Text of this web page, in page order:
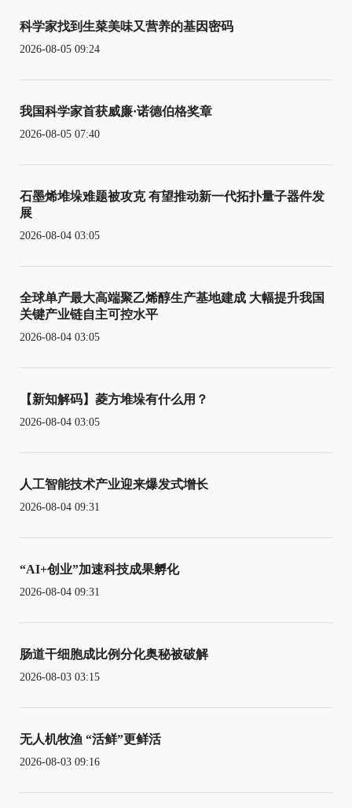
科学家找到生菜美味又营养的基因密码
2026-08-05 09:24
我国科学家首获威廉·诺德伯格奖章
2026-08-05 07:40
石墨烯堆垛难题被攻克 有望推动新一代拓扑量子器件发
展
2026-08-04 03:05
全球单产最大高端聚乙烯醇生产基地建成 大幅提升我国
关键产业链自主可控水平
2026-08-04 03:05
【新知解码】菱方堆垛有什么用？
2026-08-04 03:05
人工智能技术产业迎来爆发式增长
2026-08-04 09:31
“AI+创业”加速科技成果孵化
2026-08-04 09:31
肠道干细胞成比例分化奥秘被破解
2026-08-03 03:15
无人机牧渔 “活鲜”更鲜活
2026-08-03 09:16